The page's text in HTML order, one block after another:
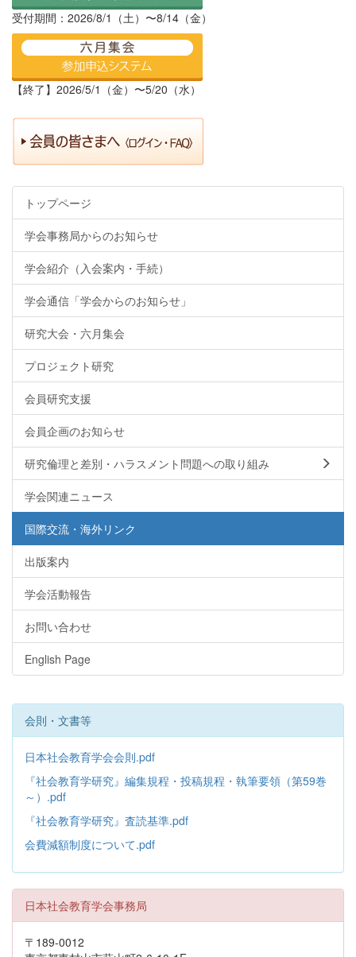
受付期間：2026/8/1（土）〜8/14（金）
【終了】2026/5/1（金）〜5/20（水）
トップページ
学会事務局からのお知らせ
学会紹介（入会案内・手続）
学会通信「学会からのお知らせ」
研究大会・六月集会
プロジェクト研究
会員研究支援
会員企画のお知らせ
研究倫理と差別・ハラスメント問題への取り組み
学会関連ニュース
国際交流・海外リンク
出版案内
学会活動報告
お問い合わせ
English Page
会則・文書等
日本社会教育学会会則.pdf
『社会教育学研究』編集規程・投稿規程・執筆要領（第59巻
～）.pdf
『社会教育学研究』査読基準.pdf
会費減額制度について.pdf
日本社会教育学会事務局
〒189-0012